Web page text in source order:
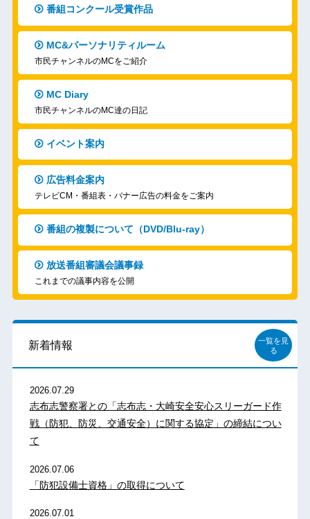
番組コンクール受賞作品
MC&パーソナリティルーム
市民チャンネルのMCをご紹介
MC Diary
市民チャンネルのMC達の日記
イベント案内
広告料金案内
テレビCM・番組表・バナー広告の料金をご案内
番組の複製について（DVD/Blu-ray）
放送番組審議会議事録
これまでの議事内容を公開
新着情報
一覧を見
る
2026.07.29
志布志警察署との「志布志・大崎安全安心スリーガード作
戦（防犯、防災、交通安全）に関する協定」の締結につい
て
2026.07.06
「防犯設備士資格」の取得について
2026.07.01